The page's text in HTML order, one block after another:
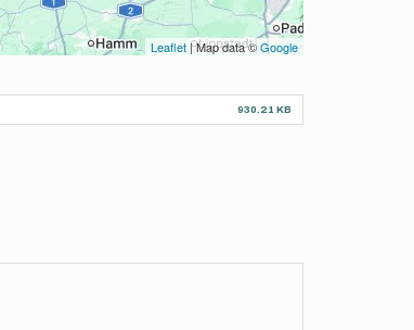
Leaflet | Map data ©Google
930.21 KB